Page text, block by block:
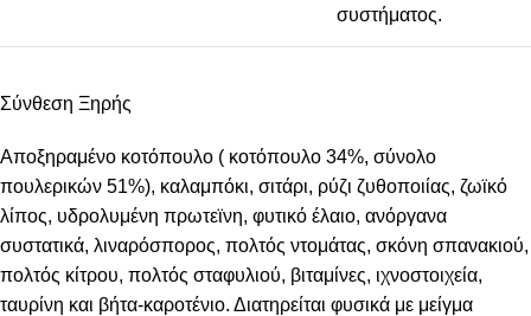
συστήματος.
Σύνθεση Ξηρής
Αποξηραμένο κοτόπουλο ( κοτόπουλο 34%, σύνολο
πουλερικών 51%), καλαμπόκι, σιτάρι, ρύζι ζυθοποιίας, ζωϊκό
λίπος, υδρολυμένη πρωτεϊνη, φυτικό έλαιο, ανόργανα
συστατικά, λιναρόσπορος, πολτός ντομάτας, σκόνη σπανακιού,
πολτός κίτρου, πολτός σταφυλιού, βιταμίνες, ιχνοστοιχεία,
ταυρίνη και βήτα-καροτένιο. Διατηρείται φυσικά με μείγμα